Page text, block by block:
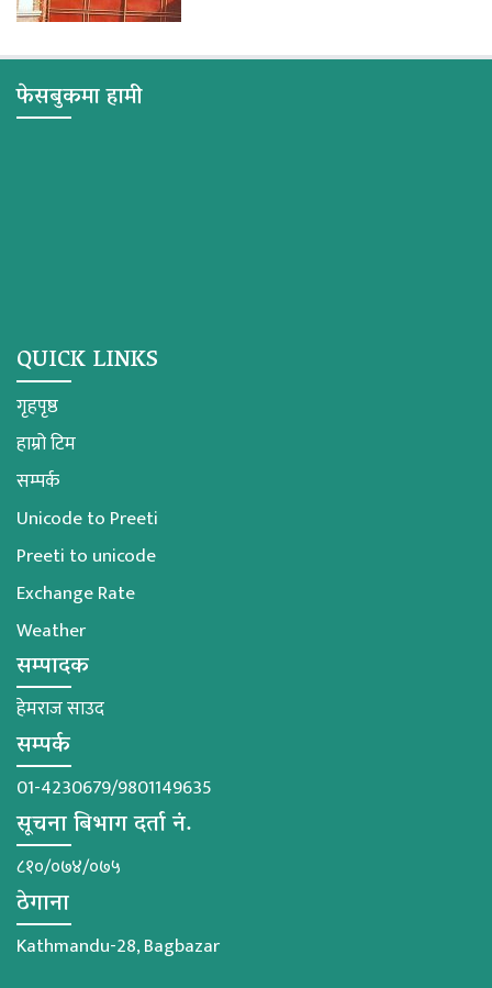
फेसबुकमा हामी
QUICK LINKS
गृहपृष्ठ
हाम्रो टिम
सम्पर्क
Unicode to Preeti
Preeti to unicode
Exchange Rate
Weather
सम्पादक
हेमराज साउद
सम्पर्क
01-4230679/9801149635
सूचना बिभाग दर्ता नं.
८१०/०७४/०७५
ठेगाना
Kathmandu-28, Bagbazar